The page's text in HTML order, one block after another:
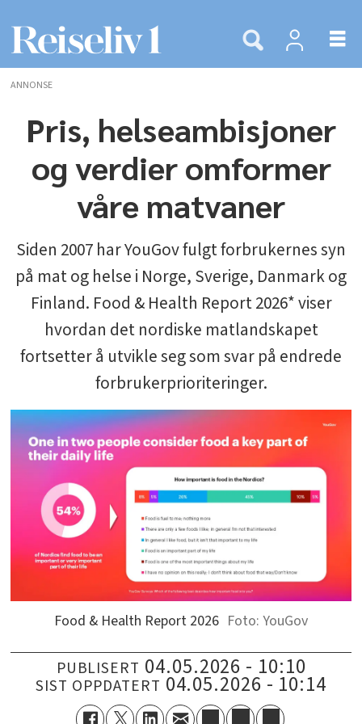
ANNONSE
Pris, helseambisjoner
og verdier omformer
våre matvaner
Siden 2007 har YouGov fulgt forbrukernes syn
på mat og helse i Norge, Sverige, Danmark og
Finland. Food & Health Report 2026* viser
hvordan det nordiske matlandskapet
fortsetter å utvikle seg som svar på endrede
forbrukerprioriteringer.
Food & Health Report 2026 YouGov
PUBLISERT 04.05.2026 - 10:10
SIST OPPDATERT 04.05.2026 - 10:14